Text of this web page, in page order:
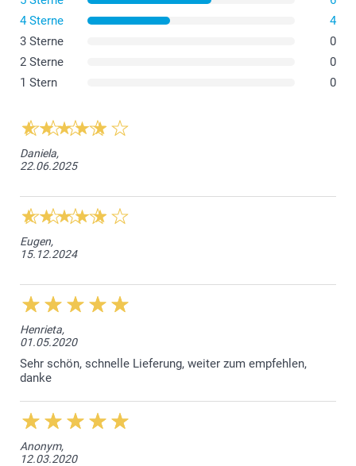
4 Sterne
4
3 Sterne
0
2 Sterne
0
1 Stern
0
Daniela,
22.06.2025
Eugen,
15.12.2024
Henrieta,
01.05.2020
Sehr schön, schnelle Lieferung, weiter zum empfehlen,
danke
Anonym,
12.03.2020